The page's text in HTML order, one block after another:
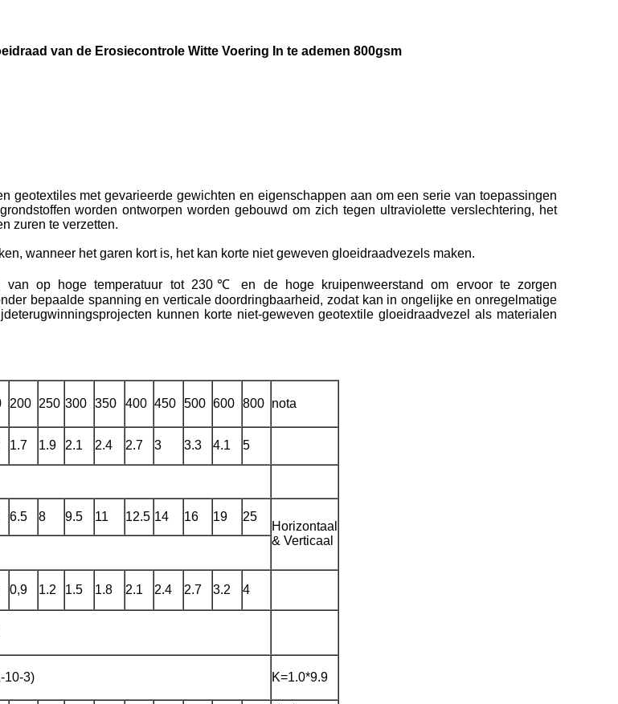
een bericht achter
bellen je snel terug!
van de Erosiecontrole Witte Voering In te ademen 800gsm
geotextiles met gevarieerde gewichten en eigenschappen aan om een serie van toepassingen
worden ontworpen worden gebouwd om zich tegen ultraviolette verslechtering, het
zuren te verzetten.
, wanneer het garen kort is, het kan korte niet geweven gloeidraadvezels maken.
van op hoge temperatuur tot 230℃ en de hoge kruipenweerstand om ervoor te zorgen
bepaalde spanning en verticale doordringbaarheid, zodat kan in ongelijke en onregelmatige
projecten kunnen korte niet-geweven geotextile gloeidraadvezel als materialen
200 250 300 350 400 450 500 600 800 nota
1.7 1.9 2.1 2.4 2.7 3 3.3 4.1 5
6.5 8 9.5 11 12.5 14 16 19 25
Horizontaal
& Verticaal
0,9 1.2 1.5 1.8 2.1 2.4 2.7 3.2 4
10-3) K=1.0*9.9